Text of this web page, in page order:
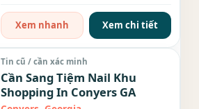
Xem nhanh
Xem chi tiết
Tin cũ / cần xác minh
Cần Sang Tiệm Nail Khu
Shopping In Conyers GA